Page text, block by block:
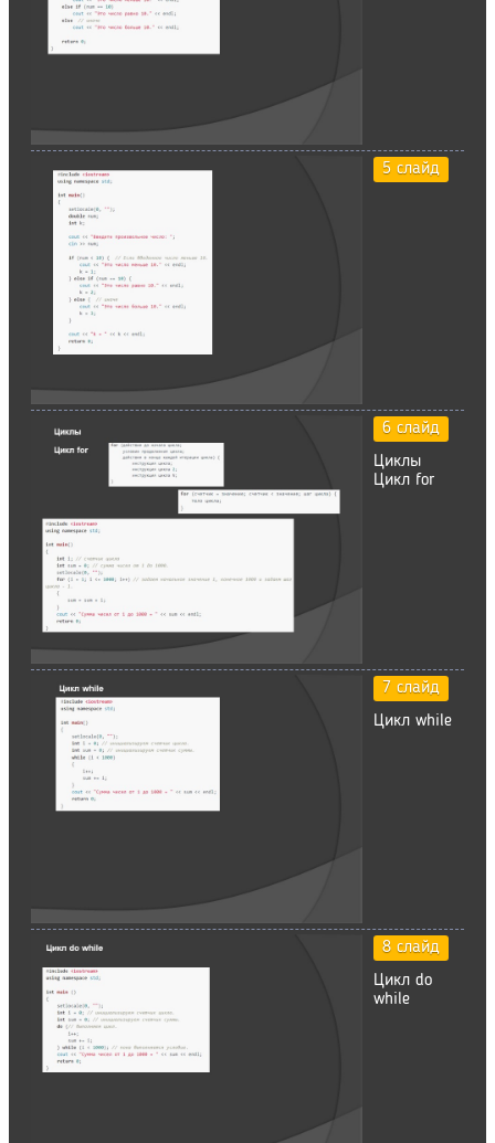
5 слайд
6 слайд
Циклы
Цикл for
7 слайд
Цикл while
8 слайд
Цикл do
while